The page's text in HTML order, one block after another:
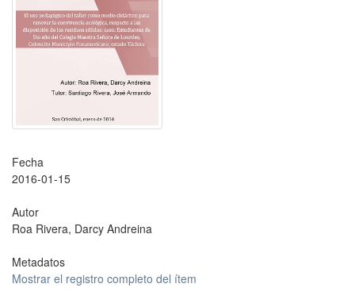
Fecha
2016-01-15
Autor
Roa Rivera, Darcy Andreina
Metadatos
Mostrar el registro completo del ítem